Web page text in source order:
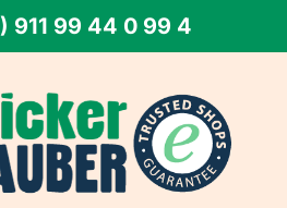
911 99 44 0 99 4